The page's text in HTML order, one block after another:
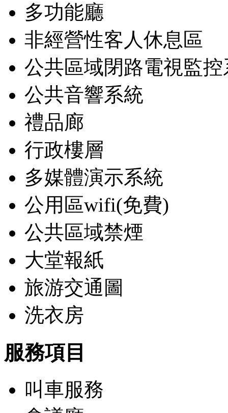
多功能廳
非經營性客人休息區
公共區域閉路電視監控
公共音響系統
禮品廊
行政樓層
多媒體演示系統
公用區wifi(免費)
公共區域禁煙
大堂報紙
旅游交通圖
洗衣房
服務項目
叫車服務